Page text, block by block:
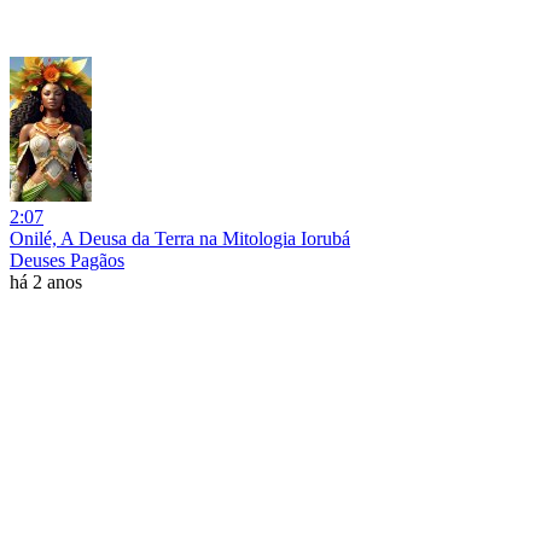
2:07
Onilé, A Deusa da Terra na Mitologia Iorubá
Deuses Pagãos
há 2 anos